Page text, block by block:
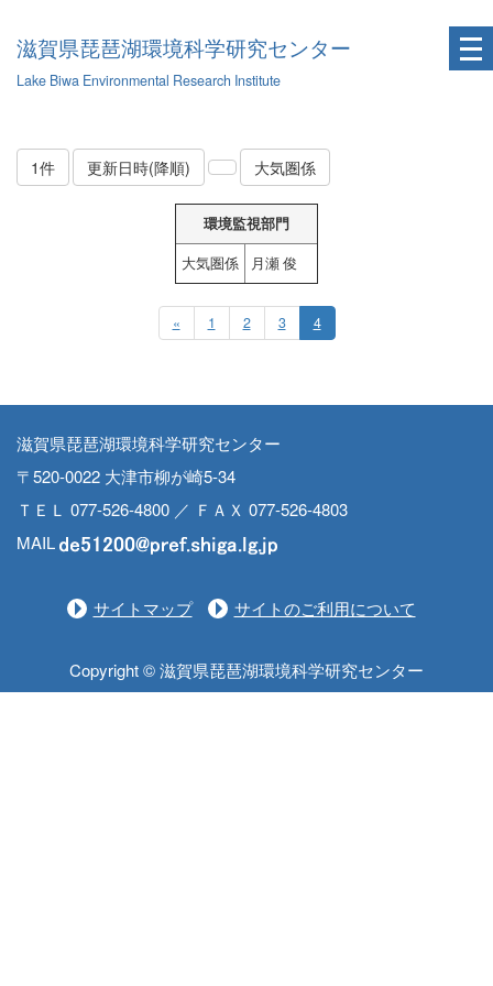
滋賀県琵琶湖環境科学研究センター
Lake Biwa Environmental Research Institute
1件 更新日時(降順) 大気圏係
環境監視部門
大気圏係
月瀬 俊
« 1 2 3 4
滋賀県琵琶湖環境科学研究センター
〒520-0022 大津市柳が崎5-34
ＴＥＬ 077-526-4800 ／ ＦＡＸ 077-526-4803
MAIL
サイトマップ サイトのご利用について
Copyright © 滋賀県琵琶湖環境科学研究センター